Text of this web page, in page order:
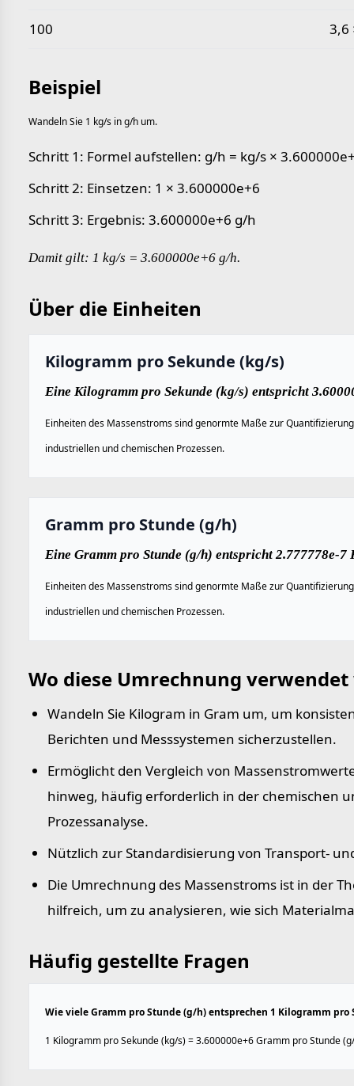
100 3,6
Beispiel
Wandeln Sie 1 kg/s in g/h um.
Schritt 1: Formel aufstellen: g/h = kg/s ×
Schritt 2: Einsetzen: 1 × 3.600000e+6
Schritt 3: Ergebnis: 3.600000e+6 g/h
Damit gilt: 1 kg/s = 3.600000e+6 g/h.
Über die Einheiten
Kilogramm pro Sekunde (kg/s)
Eine Kilogramm pro Sekunde (kg/s) entspricht
Einheiten des Massenstroms sind genormte Maße zur
industriellen und chemischen Prozessen.
Gramm pro Stunde (g/h)
Eine Gramm pro Stunde (g/h) entspricht 2.777778e-
Einheiten des Massenstroms sind genormte Maße zur
industriellen und chemischen Prozessen.
Wo diese Umrechnung
Wandeln Sie Kilogram in Gram um, um
Berichten und Messsystemen sicherzustellen.
Ermöglicht den Vergleich von
hinweg, häufig erforderlich in der chemischen
Prozessanalyse.
Nützlich zur Standardisierung von Transport-
Die Umrechnung des Massenstroms ist in der
hilfreich, um zu analysieren, wie sich
Häufig gestellte Fragen
Wie viele Gramm pro Stunde (g/h) entsprechen 1 Kilogramm pro
1 Kilogramm pro Sekunde (kg/s) = 3.600000e+6 Gramm pro Stunde